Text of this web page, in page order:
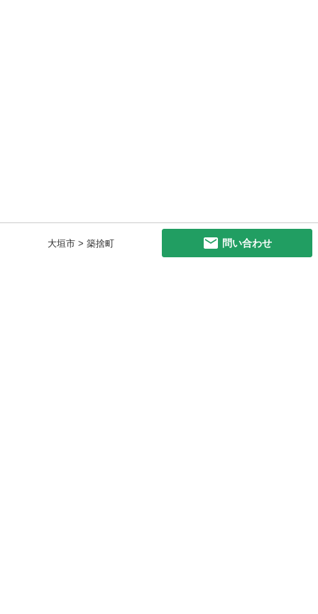
大垣市 > 築捨町 問い合わせ